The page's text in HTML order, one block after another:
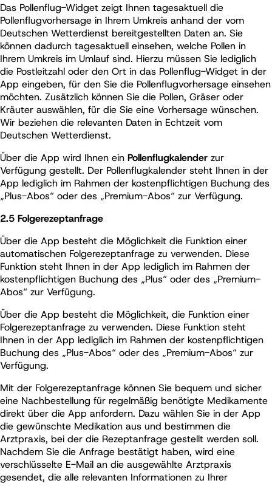
Das Pollenflug-Widget zeigt Ihnen tagesaktuell die
Pollenflugvorhersage in Ihrem Umkreis anhand der vom
Deutschen Wetterdienst bereitgestellten Daten an. Sie
können dadurch tagesaktuell einsehen, welche Pollen in
Ihrem Umkreis im Umlauf sind. Hierzu müssen Sie lediglich
die Postleitzahl oder den Ort in das Pollenflug-Widget in der
App eingeben, für den Sie die Pollenflugvorhersage einsehen
möchten. Zusätzlich können Sie die Pollen, Gräser oder
Kräuter auswählen, für die Sie eine Vorhersage wünschen.
Wir beziehen die relevanten Daten in Echtzeit vom
Deutschen Wetterdienst.
Über die App wird Ihnen ein Pollenflugkalender zur
Verfügung gestellt. Der Pollenflugkalender steht Ihnen in der
App lediglich im Rahmen der kostenpflichtigen Buchung des
„Plus-Abos“ oder des „Premium-Abos“ zur Verfügung.
2.5 Folgerezeptanfrage
Über die App besteht die Möglichkeit die Funktion einer
automatischen Folgerezeptanfrage zu verwenden. Diese
Funktion steht Ihnen in der App lediglich im Rahmen der
kostenpflichtigen Buchung des „Plus“ oder des „Premium-
Abos“ zur Verfügung.
Über die App besteht die Möglichkeit, die Funktion einer
Folgerezeptanfrage zu verwenden. Diese Funktion steht
Ihnen in der App lediglich im Rahmen der kostenpflichtigen
Buchung des „Plus-Abos“ oder des „Premium-Abos“ zur
Verfügung.
Mit der Folgerezeptanfrage können Sie bequem und sicher
eine Nachbestellung für regelmäßig benötigte Medikamente
direkt über die App anfordern. Dazu wählen Sie in der App
die gewünschte Medikation aus und bestimmen die
Arztpraxis, bei der die Rezeptanfrage gestellt werden soll.
Nachdem Sie die Anfrage bestätigt haben, wird eine
verschlüsselte E-Mail an die ausgewählte Arztpraxis
gesendet, die alle relevanten Informationen zu Ihrer